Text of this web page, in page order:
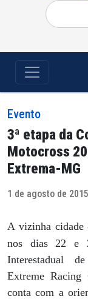
Pesquisar
por:
Evento
3ª etapa da
Motocross
Extrema-MG
1 de agosto de
A vizinha cidade
nos dias 22 e
Interestadual
Extreme Racing
conta com a